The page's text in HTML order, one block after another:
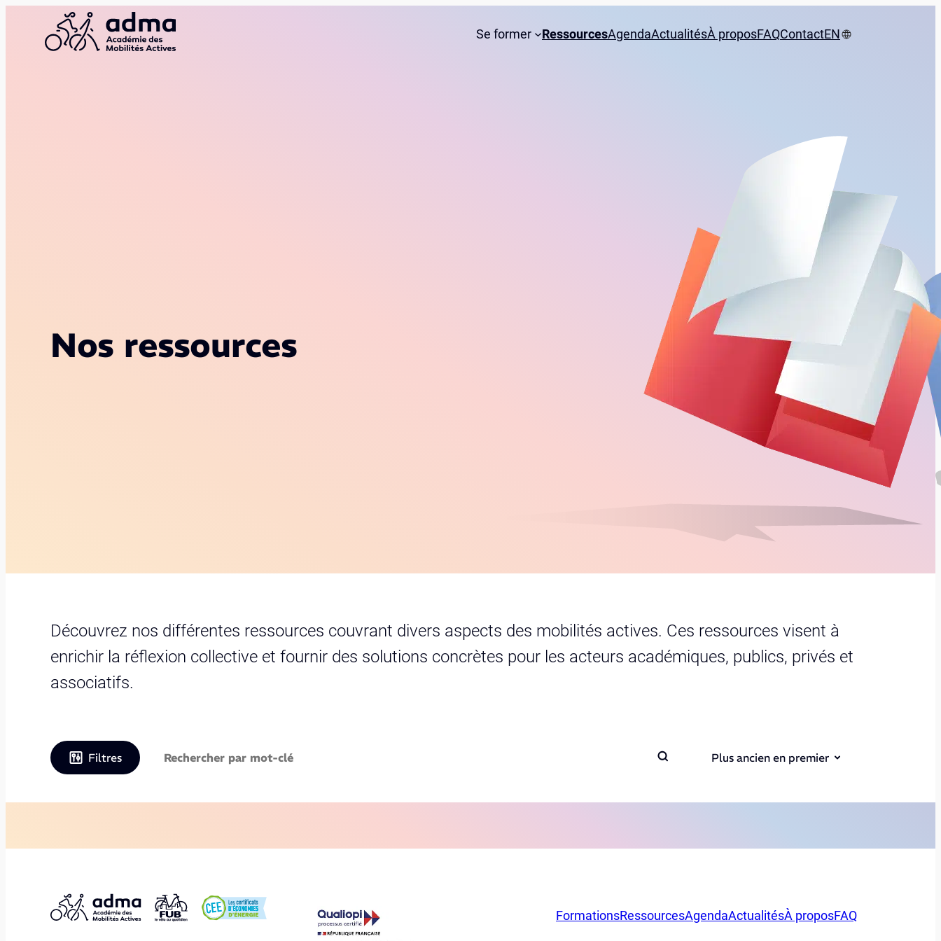
Se former RessourcesAgendaActualitésÀ proposFAQContactEN
Nos ressources
Découvrez nos différentes ressources couvrant divers aspects des mobilités actives. Ces ressources visent à
enrichir la réflexion collective et fournir des solutions concrètes pour les acteurs académiques, publics, privés et
associatifs.
Filtres Plus ancien en premier
FormationsRessourcesAgendaActualitésÀ proposFAQ